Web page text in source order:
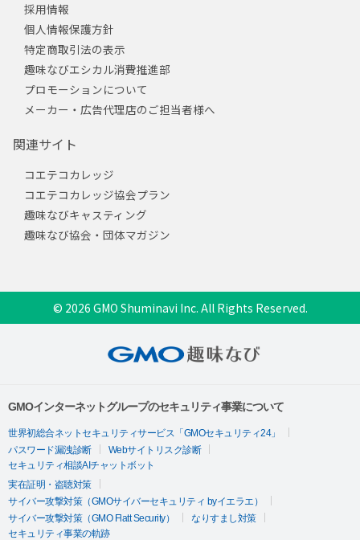
採用情報
個人情報保護方針
特定商取引法の表示
趣味なびエシカル消費推進部
プロモーションについて
メーカー・広告代理店のご担当者様へ
関連サイト
コエテコカレッジ
コエテコカレッジ協会プラン
趣味なびキャスティング
趣味なび協会・団体マガジン
© 2026 GMO Shuminavi Inc. All Rights Reserved.